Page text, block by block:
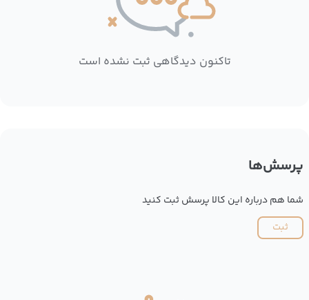
تاکنون دیدگاهی ثبت نشده است
پرسش‌ها
شما هم درباره این کالا پرسش ثبت کنید
ثبت